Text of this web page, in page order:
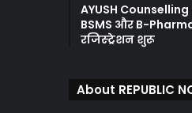
AYUSH Counselling
BSMS और B-
रजिस्ट्रेशन शुरू
About REPUBLIC